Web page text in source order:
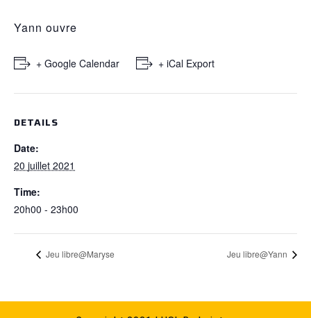
Yann ouvre
+ Google Calendar + iCal Export
DETAILS
Date:
20 juillet 2021
Time:
20h00 - 23h00
Jeu libre@Maryse Jeu libre@Yann